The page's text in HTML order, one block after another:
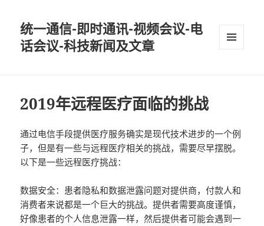
统一通信-即时通讯-视频会议-电
话会议-科技新闻及文章
2019年远程医疗面临的挑战
通过电信手段提供医疗服务确实是现代技术进步的一个例
子，但是有一些与远程医疗相关的挑战，需要尽早摆脱。
以下是一些远程医疗挑战：
数据安全：患者隐私和数据泄露问题对提供商，付款人和
消费者来说都是一个巨大的挑战。提供者需要高度谨慎，
好像患者的个人信息泄露一样，然后提供者可能会遇到一